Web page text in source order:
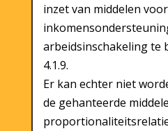
inzet van middelen voor
arbeidsinschakeling te
4.1.9.
Er kan echter niet
de gehanteerde